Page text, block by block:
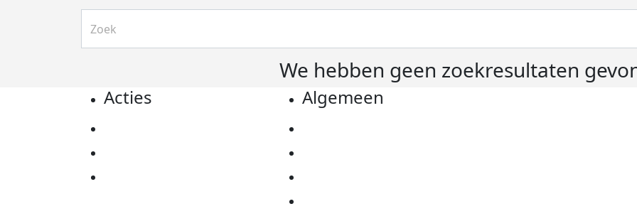
We hebben geen zoekresultaten
Acties Algemeen